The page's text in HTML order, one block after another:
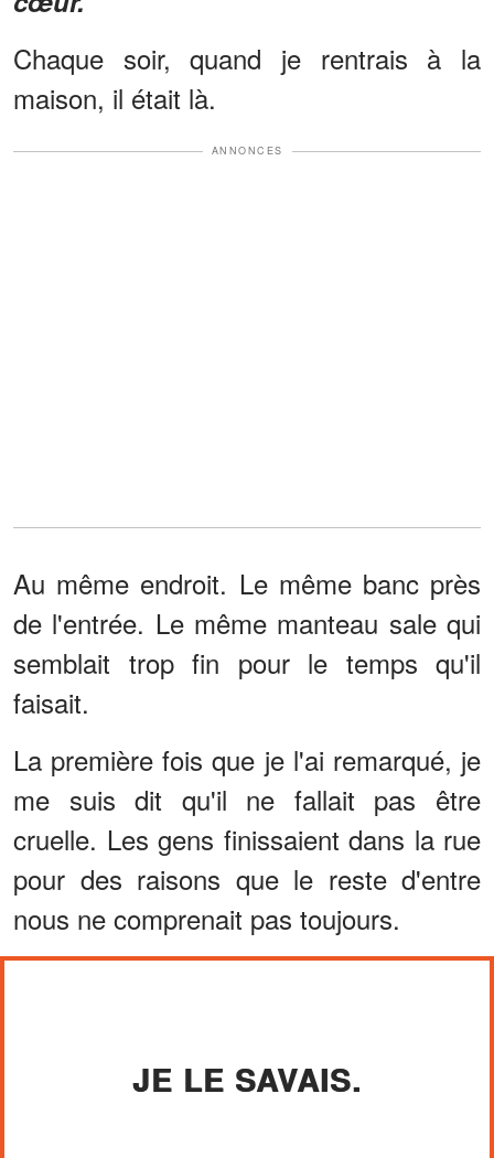
Chaque soir, quand je rentrais à la
maison, il était là.
ANNONCES
Au même endroit. Le même banc près
de l'entrée. Le même manteau sale qui
semblait trop fin pour le temps qu'il
faisait.
La première fois que je l'ai remarqué, je
me suis dit qu'il ne fallait pas être
cruelle. Les gens finissaient dans la rue
pour des raisons que le reste d'entre
nous ne comprenait pas toujours.
JE LE SAVAIS.